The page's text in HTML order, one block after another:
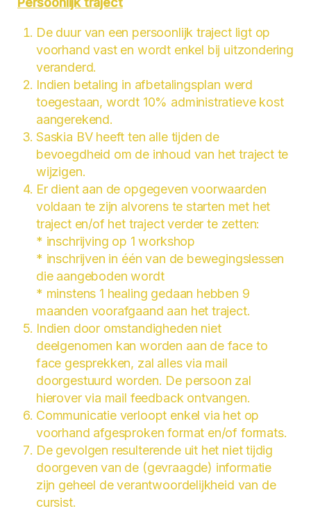
De duur van een persoonlijk traject ligt op
voorhand vast en wordt enkel bij uitzondering
veranderd.
Indien betaling in afbetalingsplan werd
toegestaan, wordt 10% administratieve kost
aangerekend.
Saskia BV heeft ten alle tijden de
bevoegdheid om de inhoud van het traject te
wijzigen.
Er dient aan de opgegeven voorwaarden
voldaan te zijn alvorens te starten met het
traject en/of het traject verder te zetten:
* inschrijving op 1 workshop
* inschrijven in één van de bewegingslessen
die aangeboden wordt
* minstens 1 healing gedaan hebben 9
maanden voorafgaand aan het traject.
Indien door omstandigheden niet
deelgenomen kan worden aan de face to
face gesprekken, zal alles via mail
doorgestuurd worden. De persoon zal
hierover via mail feedback ontvangen.
Communicatie verloopt enkel via het op
voorhand afgesproken format en/of formats.
De gevolgen resulterende uit het niet tijdig
doorgeven van de (gevraagde) informatie
zijn geheel de verantwoordelijkheid van de
cursist.